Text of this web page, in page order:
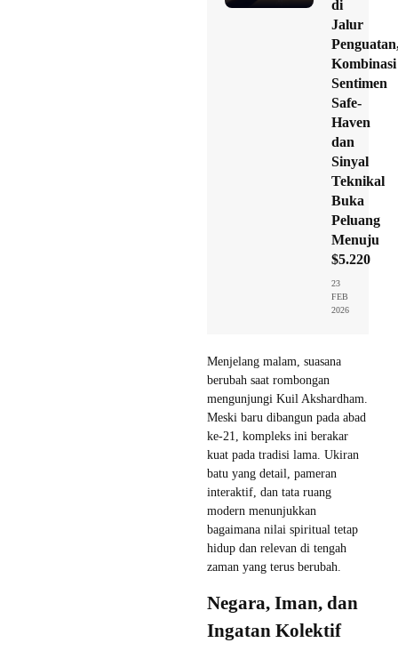
di
Jalur
Kombinasi
Sentimen
Safe-
Haven
dan
Sinyal
Teknikal
Buka
Peluang
Menuju
$5.220
23
FEB
2026
Menjelang malam, suasana
berubah saat rombongan
mengunjungi Kuil Akshardham.
Meski baru dibangun pada abad
ke-21, kompleks ini berakar
kuat pada tradisi lama. Ukiran
batu yang detail, pameran
interaktif, dan tata ruang
modern menunjukkan
bagaimana nilai spiritual tetap
hidup dan relevan di tengah
zaman yang terus berubah.
Negara, Iman, dan
Ingatan Kolektif